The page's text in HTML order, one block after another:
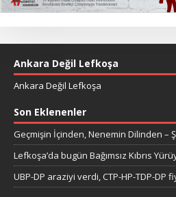
Ankara Değil Lefkoşa
Ankara Değil Lefkoşa
Son Eklenenler
Geçmişin İçinden, Nenemin Dilinden –
Lefkoşa’da bugün Bağımsız Kıbrıs
UBP-DP araziyi verdi, CTP-HP-TDP-DP